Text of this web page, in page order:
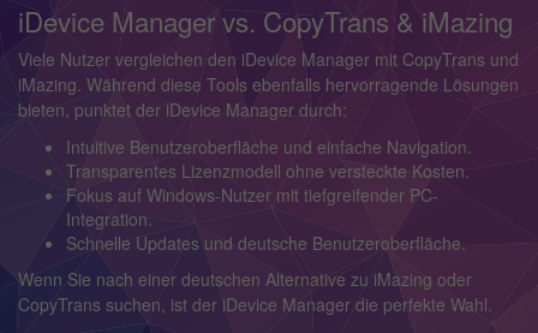
iDevice Manager vs. CopyTrans & iMazing
Viele Nutzer vergleichen den iDevice Manager mit CopyTrans und
iMazing. Während diese Tools ebenfalls hervorragende Lösungen
bieten, punktet der iDevice Manager durch:
Intuitive Benutzeroberfläche und einfache Navigation.
Transparentes Lizenzmodell ohne versteckte Kosten.
Fokus auf Windows-Nutzer mit tiefgreifender PC-
Integration.
Schnelle Updates und deutsche Benutzeroberfläche.
Wenn Sie nach einer deutschen Alternative zu iMazing oder
CopyTrans suchen, ist der iDevice Manager die perfekte Wahl.